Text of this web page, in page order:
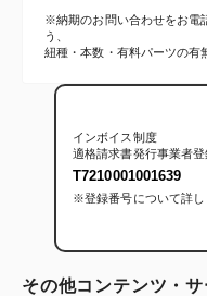
※納期のお問い合わせをお電
う、
紐種・本数・有料パーツの有
インボイス制度
適格請求書発行事業者
T7210001001639
※登録番号について詳し
その他コンテンツ・サ